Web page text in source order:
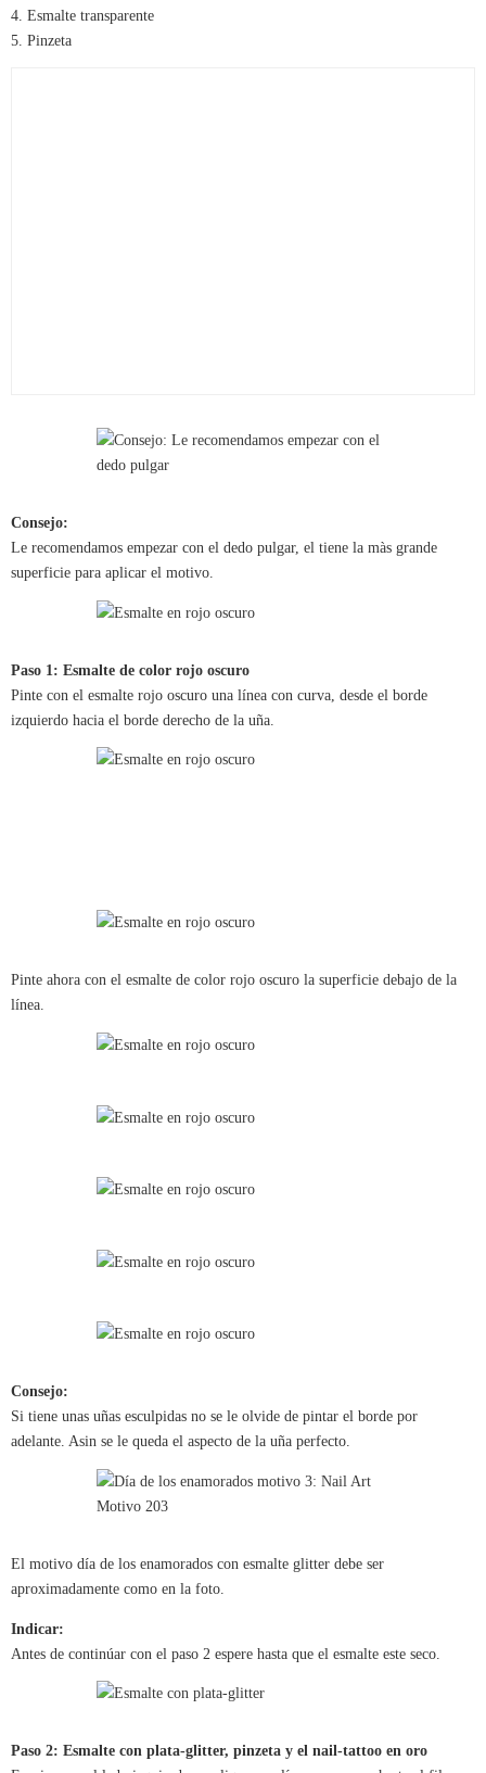
4. Esmalte transparente
5. Pinzeta
Consejo:
Le recomendamos empezar con el dedo pulgar, el tiene la màs grande
superficie para aplicar el motivo.
Paso 1: Esmalte de color rojo oscuro
Pinte con el esmalte rojo oscuro una línea con curva, desde el borde
izquierdo hacia el borde derecho de la uña.
Pinte ahora con el esmalte de color rojo oscuro la superficie debajo de la
línea.
Consejo:
Si tiene unas uñas esculpidas no se le olvide de pintar el borde por
adelante. Asin se le queda el aspecto de la uña perfecto.
El motivo día de los enamorados con esmalte glitter debe ser
aproximadamente como en la foto.
Indicar:
Antes de continúar con el paso 2 espere hasta que el esmalte este seco.
Paso 2: Esmalte con plata-glitter, pinzeta y el nail-tattoo en oro